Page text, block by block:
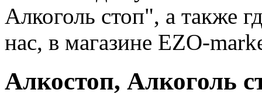
Алкоголь стоп", а также
нас, в магазине EZO-
Алкостоп, Алкоголь